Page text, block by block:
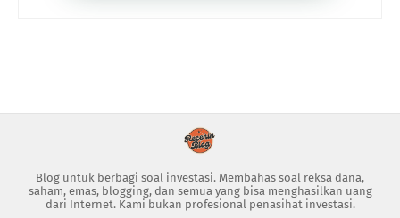
Blog untuk berbagi soal investasi. Membahas soal reksa dana,
saham, emas, blogging, dan semua yang bisa menghasilkan uang
dari Internet. Kami bukan profesional penasihat investasi.